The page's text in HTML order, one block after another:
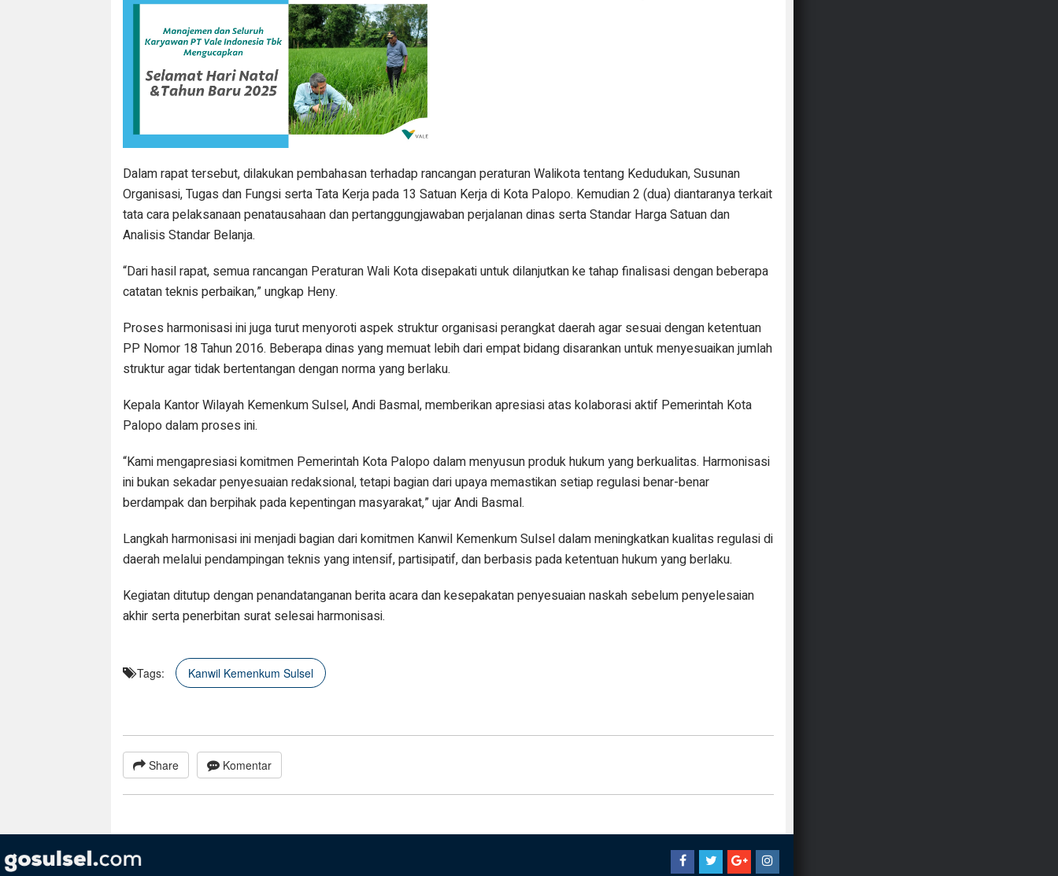
Dalam rapat tersebut, dilakukan pembahasan terhadap rancangan peraturan Walikota tentang Kedudukan, Susunan
Organisasi, Tugas dan Fungsi serta Tata Kerja pada 13 Satuan Kerja di Kota Palopo. Kemudian 2 (dua) diantaranya terkait
tata cara pelaksanaan penatausahaan dan pertanggungjawaban perjalanan dinas serta Standar Harga Satuan dan
Analisis Standar Belanja.
“Dari hasil rapat, semua rancangan Peraturan Wali Kota disepakati untuk dilanjutkan ke tahap finalisasi dengan beberapa
catatan teknis perbaikan,” ungkap Heny.
Proses harmonisasi ini juga turut menyoroti aspek struktur organisasi perangkat daerah agar sesuai dengan ketentuan
PP Nomor 18 Tahun 2016. Beberapa dinas yang memuat lebih dari empat bidang disarankan untuk menyesuaikan jumlah
struktur agar tidak bertentangan dengan norma yang berlaku.
Kepala Kantor Wilayah Kemenkum Sulsel, Andi Basmal, memberikan apresiasi atas kolaborasi aktif Pemerintah Kota
Palopo dalam proses ini.
“Kami mengapresiasi komitmen Pemerintah Kota Palopo dalam menyusun produk hukum yang berkualitas. Harmonisasi
ini bukan sekadar penyesuaian redaksional, tetapi bagian dari upaya memastikan setiap regulasi benar-benar
berdampak dan berpihak pada kepentingan masyarakat,” ujar Andi Basmal.
Langkah harmonisasi ini menjadi bagian dari komitmen Kanwil Kemenkum Sulsel dalam meningkatkan kualitas regulasi di
daerah melalui pendampingan teknis yang intensif, partisipatif, dan berbasis pada ketentuan hukum yang berlaku.
Kegiatan ditutup dengan penandatanganan berita acara dan kesepakatan penyesuaian naskah sebelum penyelesaian
akhir serta penerbitan surat selesai harmonisasi.
Tags: Kanwil Kemenkum Sulsel
Komentar
Share